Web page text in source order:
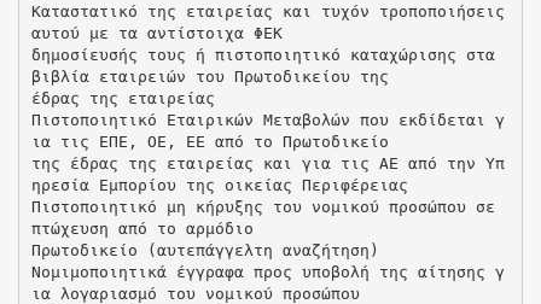
Καταστατικό της εταιρείας και τυχόν τροποποιήσεις
αυτού με τα αντίστοιχα ΦΕΚ
δημοσίευσής τους ή πιστοποιητικό καταχώρισης στα
βιβλία εταιρειών του Πρωτοδικείου της
έδρας της εταιρείας
Πιστοποιητικό Εταιρικών Μεταβολών που εκδίδεται γ
ια τις ΕΠΕ, ΟΕ, ΕΕ από το Πρωτοδικείο
της έδρας της εταιρείας και για τις ΑΕ από την Υπ
ηρεσία Εμπορίου της οικείας Περιφέρειας
Πιστοποιητικό μη κήρυξης του νομικού προσώπου σε
πτώχευση από το αρμόδιο
Πρωτοδικείο (αυτεπάγγελτη αναζήτηση)
Νομιμοποιητικά έγγραφα προς υποβολή της αίτησης γ
ια λογαριασμό του νομικού προσώπου